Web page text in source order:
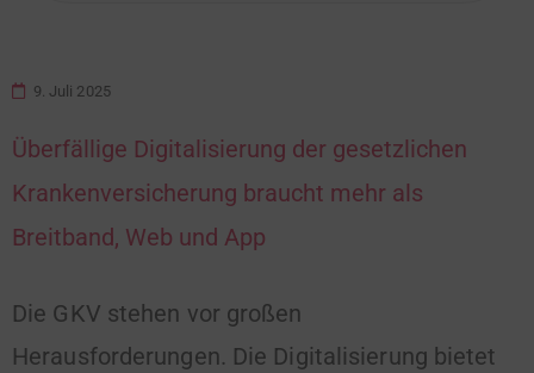
9. Juli 2025
Überfällige Digitalisierung der gesetzlichen
Krankenversicherung braucht mehr als
Breitband, Web und App
Die GKV stehen vor großen
Herausforderungen. Die Digitalisierung bietet